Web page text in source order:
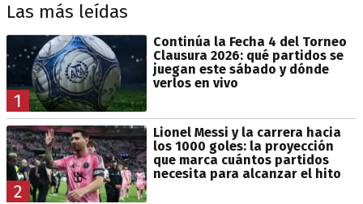
Las más leídas
1
Continúa la Fecha 4 del Torneo
Clausura 2026: qué partidos se
juegan este sábado y dónde
verlos en vivo
2
Lionel Messi y la carrera hacia
los 1000 goles: la proyección
que marca cuántos partidos
necesita para alcanzar el hito